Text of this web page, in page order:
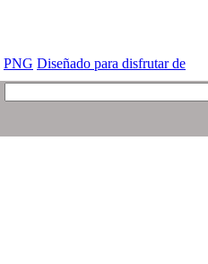
PNG Diseñado para disfrutar de